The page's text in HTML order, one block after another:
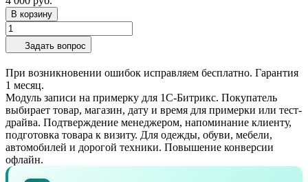
В корзину
Задать вопрос
При возникновении ошибок исправляем бесплатно. Гарантия
1 месяц.
Модуль записи на примерку для 1С-Битрикс. Покупатель
выбирает товар, магазин, дату и время для примерки или тест-
драйва. Подтверждение менеджером, напоминание клиенту,
подготовка товара к визиту. Для одежды, обуви, мебели,
автомобилей и дорогой техники. Повышение конверсии
офлайн.